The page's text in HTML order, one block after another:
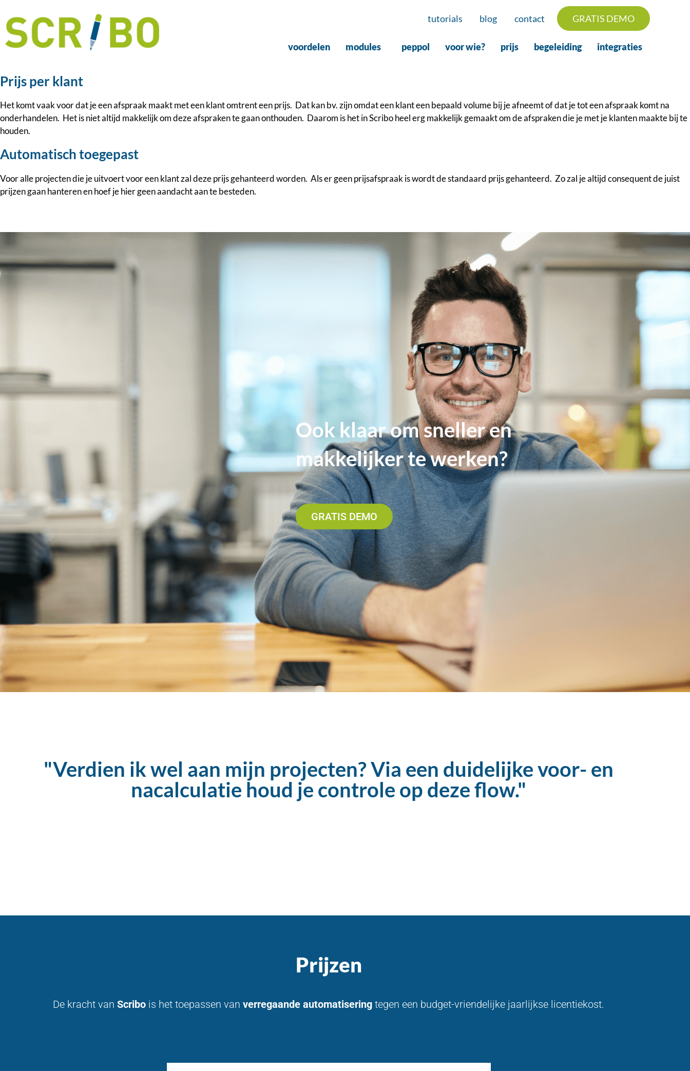
voordelen modules peppol voor wie? prijs begeleiding integraties
tutorials blog contact GRATIS DEMO
Prijs per klant
Het komt vaak voor dat je een afspraak maakt met een klant omtrent een prijs. Dat kan bv. zijn omdat een klant een bepaald volume bij je afneemt of dat je tot een afspraak komt na
onderhandelen. Het is niet altijd makkelijk om deze afspraken te gaan onthouden. Daarom is het in Scribo heel erg makkelijk gemaakt om de afspraken die je met je klanten maakte bij te
houden.
Automatisch toegepast
Voor alle projecten die je uitvoert voor een klant zal deze prijs gehanteerd worden. Als er geen prijsafspraak is wordt de standaard prijs gehanteerd. Zo zal je altijd consequent de juist
prijzen gaan hanteren en hoef je hier geen aandacht aan te besteden.
Ook klaar om sneller en
makkelijker te werken?
GRATIS DEMO
"Verdien ik wel aan mijn projecten? Via een duidelijke voor- en
nacalculatie houd je controle op deze flow."
Prijzen
De kracht van Scribo is het toepassen van verregaande automatisering tegen een budget-vriendelijke jaarlijkse licentiekost.